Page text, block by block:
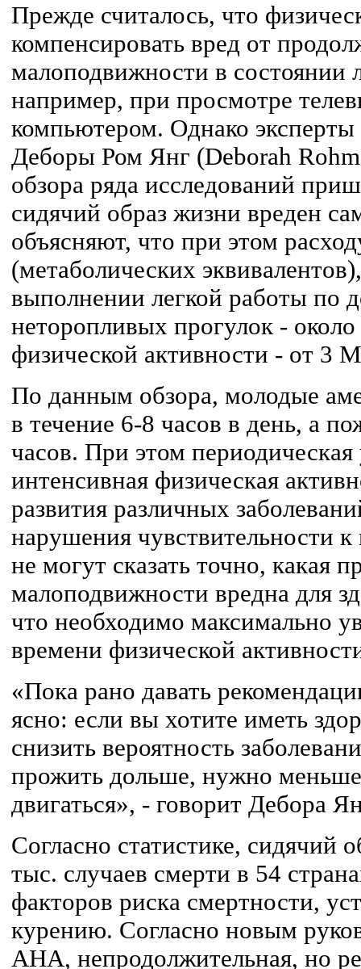
Прежде считалось, что
компенсировать вред от
малоподвижности в состоянии
например, при просмотре
компьютером. Однако
Деборы Ром Янг (Deborah
обзора ряда исследований
сидячий образ жизни вреден
объясняют, что при этом
(метаболических
выполнении легкой работы по
неторопливых прогулок -
физической активности - от 3
По данным обзора, молодые
в течение 6-8 часов в день, а
часов. При этом
интенсивная физическая
развития различных
нарушения чувствительности
не могут сказать точно, какая
малоподвижности вредна для
что необходимо максимально
времени физической
«Пока рано давать
ясно: если вы хотите иметь
снизить вероятность
прожить дольше, нужно
двигаться», - говорит Дебора
Согласно статистике, сидячий
тыс. случаев смерти в 54
факторов риска смертности,
курению. Согласно новым
AHA, непродолжительная, но